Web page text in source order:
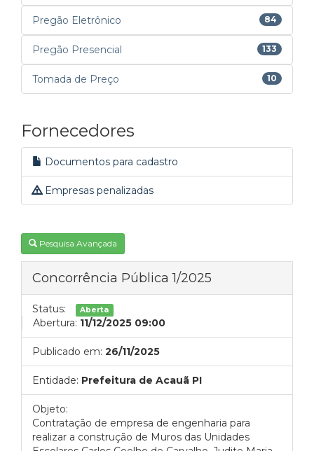
Pregão Eletrônico 84
Pregão Presencial 133
Tomada de Preço 10
Fornecedores
Documentos para cadastro
Empresas penalizadas
Pesquisa Avançada
Concorrência Pública 1/2025
Status: Aberta
Abertura: 11/12/2025 09:00
Publicado em: 26/11/2025
Entidade: Prefeitura de Acauã PI
Objeto:
Contratação de empresa de engenharia para
realizar a construção de Muros das Unidades